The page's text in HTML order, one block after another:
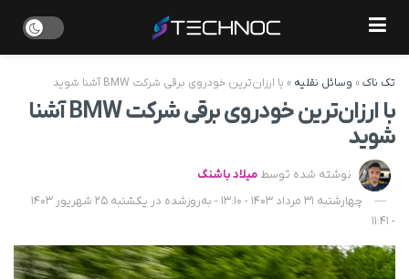
تک ناک» وسائل نقلیه » با ارزان‌ترین خودروی برقی شرکت BMW آشنا شوید
با ارزان‌ترین خودروی برقی شرکت BMW آشنا
شوید
نوشته شده توسط میلاد باشنگ
چهارشنبه 31 مرداد 1403 - 13:10 - به‌روزشده در یکشنبه 25 شهریور 1403
- 11:41